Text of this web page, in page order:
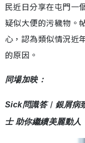
民近日分享在屯門一
疑似大便的污穢物。
心，認為類似情況近
的原因。
同場加映：
Sick問識答︳銀屑病
士 助你繼續美麗動人